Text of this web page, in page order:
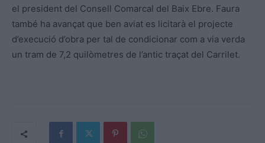
el president del Consell Comarcal del Baix Ebre. Faura
també ha avançat que ben aviat es licitarà el projecte
d’execució d’obra per tal de condicionar com a via verda
un tram de 7,2 quilòmetres de l’antic traçat del Carrilet.